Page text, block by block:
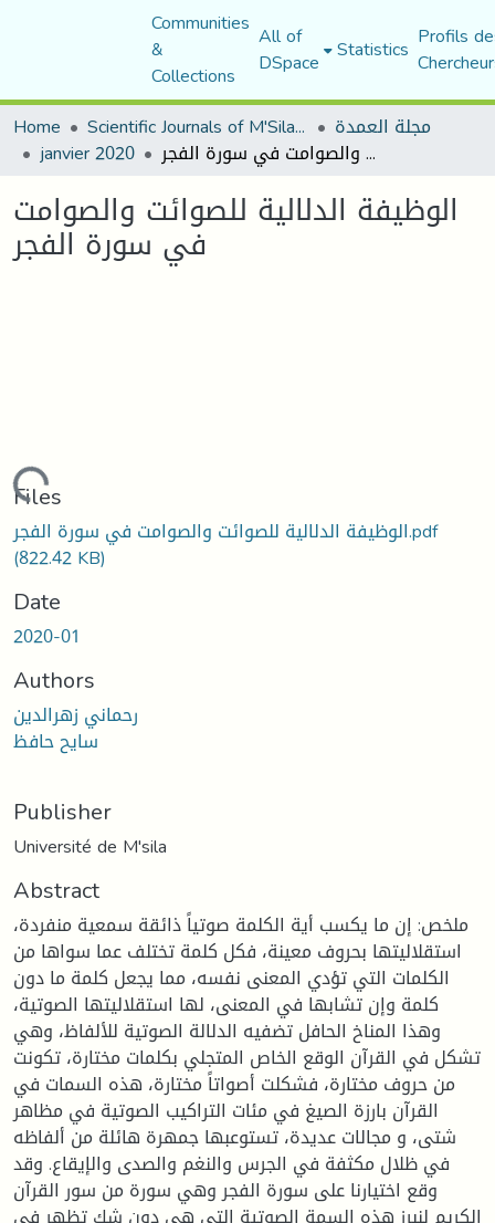
Communities
&
Collections
All of
DSpace Statistics Profils
Home
Scientific Journals of M'Sila University مجلة العمدة
janvier 2020 الوظيفة الدلالية للصوائت والصوامت في سورة الفجر
الوظيفة الدلالية للصوائت والصوامت
في سورة الفجر
Files
الوظيفة الدلالية للصوائت والصوامت في سورة الفجر.pdf
(822.42 KB)
Date
2020-01
Authors
رحماني زهرالدين
سايح حافظ
Publisher
Université de M'sila
Abstract
ملخص: إن ما يكسب أية الكلمة صوتياً ذائقة سمعية منفردة،
استقلاليتها بحروف معينة، فكل كلمة تختلف عما سواها من
الكلمات التي تؤدي المعنى نفسه، مما يجعل كلمة ما دون
كلمة وإن تشابها في المعنى، لها استقلاليتها الصوتية،
وهذا المناخ الحافل تضفيه الدلالة الصوتية للألفاظ، وهي
تشكل في القرآن الوقع الخاص المتجلي بكلمات مختارة، تكونت
من حروف مختارة، فشكلت أصواتاً مختارة، هذه السمات في
القرآن بارزة الصيغ في مئات التراكيب الصوتية في مظاهر
شتى، و مجالات عديدة، تستوعبها جمهرة هائلة من ألفاظه
في ظلال مكثفة في الجرس والنغم والصدى والإيقاع. وقد
وقع اختيارنا على سورة الفجر وهي سورة من سور القرآن